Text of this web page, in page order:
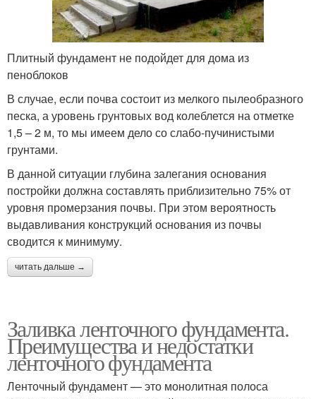
Плитный фундамент не подойдет для дома из
пеноблоков
В случае, если почва состоит из мелкого пылеобразного
песка, а уровень грунтовых вод колеблется на отметке
1,5 – 2 м, то мы имеем дело со слабо-пучинистыми
грунтами.
В данной ситуации глубина залегания основания
постройки должна составлять приблизительно 75% от
уровня промерзания почвы. При этом вероятность
выдавливания конструкций основания из почвы
сводится к минимуму.
читать дальше →
Заливка ленточного фундамента.
Преимущества и недостатки
ленточного фундамента
Ленточный фундамент — это монолитная полоса